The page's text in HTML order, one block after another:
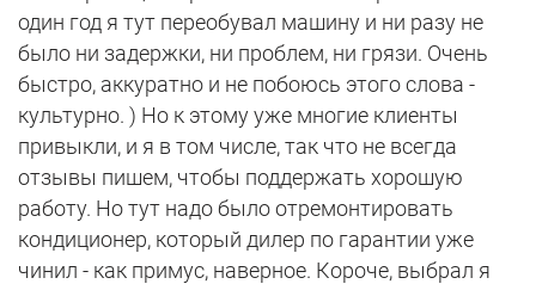
один год я тут переобувал машину и ни разу не
было ни задержки, ни проблем, ни грязи. Очень
быстро, аккуратно и не побоюсь этого слова -
культурно. ) Но к этому уже многие клиенты
привыкли, и я в том числе, так что не всегда
отзывы пишем, чтобы поддержать хорошую
работу. Но тут надо было отремонтировать
кондиционер, который дилер по гарантии уже
чинил - как примус, наверное. Короче, выбрал я